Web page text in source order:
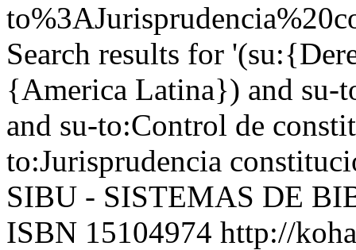
Search results for
{America Latina}) and su-
and su-to:Control de
to:Jurisprudencia
SIBU - SISTEMAS DE
ISBN 15104974 http://